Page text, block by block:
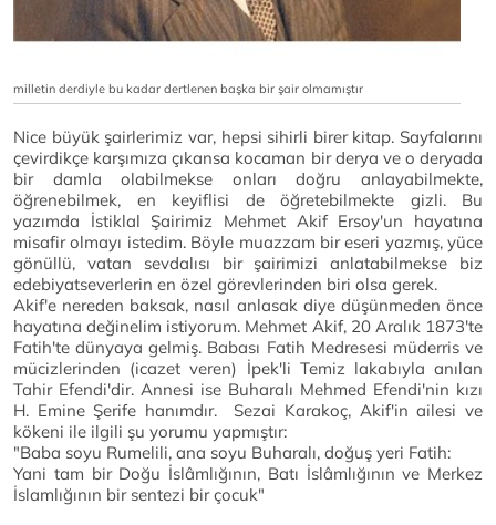
milletin derdiyle bu kadar dertlenen başka bir şair olmamıştır
Nice büyük şairlerimiz var, hepsi sihirli birer kitap. Sayfalarını
çevirdikçe karşımıza çıkansa kocaman bir derya ve o deryada
bir damla olabilmekse onları doğru anlayabilmekte,
öğrenebilmek, en keyiflisi de öğretebilmekte gizli. Bu
yazımda İstiklal Şairimiz Mehmet Akif Ersoy'un hayatına
misafir olmayı istedim. Böyle muazzam bir eseri yazmış, yüce
gönüllü, vatan sevdalısı bir şairimizi anlatabilmekse biz
edebiyatseverlerin en özel görevlerinden biri olsa gerek.
Akif'e nereden baksak, nasıl anlasak diye düşünmeden önce
hayatına değinelim istiyorum. Mehmet Akif, 20 Aralık 1873'te
Fatih'te dünyaya gelmiş. Babası Fatih Medresesi müderris ve
mücizlerinden (icazet veren) İpek'li Temiz lakabıyla anılan
Tahir Efendi'dir. Annesi ise Buharalı Mehmed Efendi'nin kızı
H. Emine Şerife hanımdır. Sezai Karakoç, Akif'in ailesi ve
kökeni ile ilgili şu yorumu yapmıştır:
"Baba soyu Rumelili, ana soyu Buharalı, doğuş yeri Fatih:
Yani tam bir Doğu İslâmlığının, Batı İslâmlığının ve Merkez
İslamlığının bir sentezi bir çocuk"